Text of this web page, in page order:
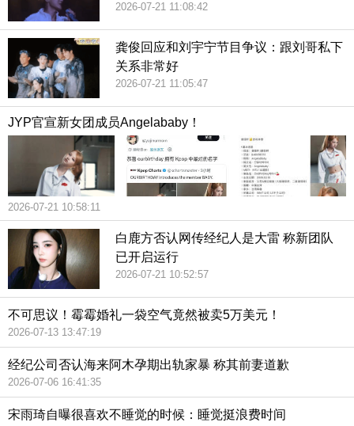
2026-07-21 11:08:42
龚俊回应和刘宇宁节目争议：跟刘哥私下
关系非常好
2026-07-21 11:05:47
JYP官宣新女团成员Angelababy！
2026-07-21 10:58:11
白鹿方否认网传经纪人是大雷 称新团队
已开启运行
2026-07-21 10:52:57
不可思议！霉霉婚礼一袋空气竟然被卖5万美元！
2026-07-13 13:47:19
经纪公司否认海来阿木孕期出轨家暴 称其前妻道歉
2026-07-06 16:41:35
宋雨琦自曝很喜欢不睡觉的时候：睡觉挺浪费时间